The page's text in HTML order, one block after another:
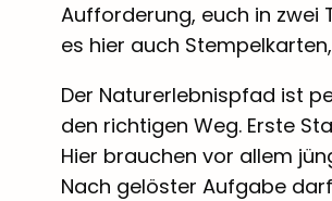
Aufforderung, euch in zwei
es hier auch
Der Naturerlebnispfad ist
den richtigen Weg. Erste
Hier brauchen vor allem
Nach gelöster Aufgabe